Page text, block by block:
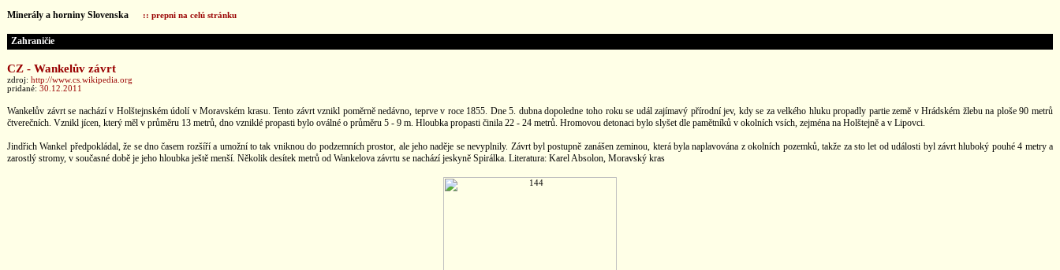
Minerály a horniny Slovenska :: prepni na celú stránku
Zahraničie
CZ - Wankelův závrt
zdroj: http://www.cs.wikipedia.org
pridané: 30.12.2011
Wankelův závrt se nachází v Holštejnském údolí v Moravském krasu. Tento závrt vznikl poměrně nedávno, teprve v roce 1855. Dne 5. dubna dopoledne toho roku se udál zajímavý přírodní jev, kdy se za velkého hluku propadly partie země v Hrádském žlebu na ploše 90 metrů
čtverečních. Vznikl jícen, který měl v průměru 13 metrů, dno vzniklé propasti bylo oválné o průměru 5 - 9 m. Hloubka propasti činila 22 - 24 metrů. Hromovou detonaci bylo slyšet dle pamětníků v okolních vsích, zejména na Holštejně a v Lipovci.
Jindřich Wankel předpokládal, že se dno časem rozšíří a umožní to tak vniknou do podzemních prostor, ale jeho naděje se nevyplnily. Závrt byl postupně zanášen zeminou, která byla naplavována z okolních pozemků, takže za sto let od události byl závrt hluboký pouhé 4 metry a
zarostlý stromy, v současné době je jeho hloubka ještě menší. Několik desítek metrů od Wankelova závrtu se nachází jeskyně Spirálka. Literatura: Karel Absolon, Moravský kras